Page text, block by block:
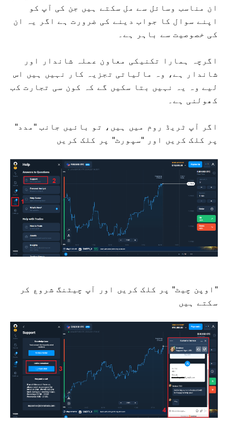
ان مناسب وسائل سے مل سکتے ہیں جن کی آپ کو
اپنے سوال کا جواب دینے کی ضرورت ہے اگر یہ ان
کی خصوصیت سے باہر ہے۔
اگرچہ ہمارا تکنیکی معاون عملہ شاندار اور
شاندار ہے، وہ مالیاتی تجزیہ کار نہیں ہیں اس
لیے وہ یہ نہیں بتا سکیں گے کہ کون سی تجارت کب
کھولنی ہے۔
اگر آپ ٹریڈ روم میں ہیں، تو بائیں جانب "مدد"
پر کلک کریں اور "سپورٹ" پر کلک کریں
"اوپن چیٹ" پر کلک کریں اور آپ چیٹنگ شروع کر
سکتے ہیں